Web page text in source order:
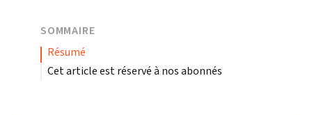
SOMMAIRE
résumé
Cet article est réservé à nos abonnés